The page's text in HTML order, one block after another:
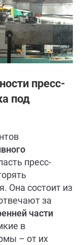
пресс-
под
пресс-
Она состоит из
за
части
в
– от их